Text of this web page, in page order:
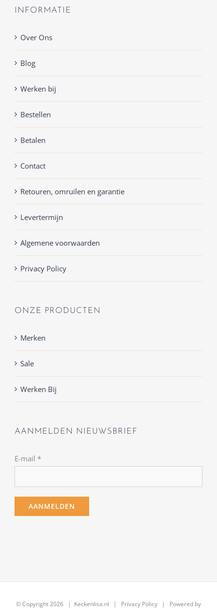
INFORMATIE
Over Ons
Blog
Werken bij
Bestellen
Betalen
Contact
Retouren, omruilen en garantie
Levertermijn
Algemene voorwaarden
Privacy Policy
ONZE PRODUCTEN
Merken
Sale
Werken Bij
AANMELDEN NIEUWSBRIEF
E-mail *
© Copyright2026 | Keckenlisa.nl | Privacy Policy | Powered by